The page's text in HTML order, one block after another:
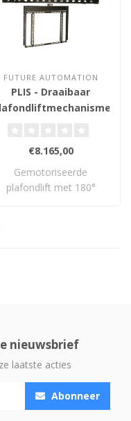
FUTURE AUTOMATION
PLIS - Draaibaar
€8.165,00
Gemotoriseerde
plafondlift met 180°
nieuwsbrief
laatste acties
Abonneer